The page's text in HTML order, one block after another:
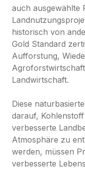
auch ausgewählte
historisch von
Gold Standard
Aufforstung,
Landwirtschaft.
Diese
darauf,
verbesserte
Atmosphäre zu
werden, müssen
verbesserte